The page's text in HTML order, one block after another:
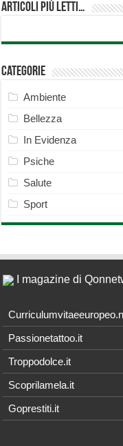
Articoli più Letti…
Categorie
Ambiente
Bellezza
In Evidenza
Psiche
Salute
Sport
I magazine di
Passionetattoo.it
Troppodolce.it
Scoprilamela.it
Goprestiti.it